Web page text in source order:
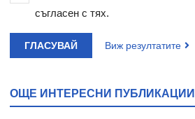
съгласен с тях.
ГЛАСУВАЙ Виж резултатите
ОЩЕ ИНТЕРЕСНИ ПУБЛИКАЦИИ